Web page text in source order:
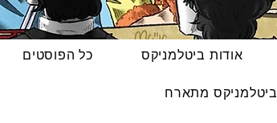
אודות ביטלמניקס כל הפוסטים
ביטלמניקס מתארח